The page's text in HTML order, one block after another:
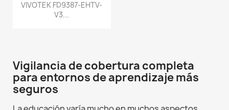
VIVOTEK FD9387-EHTV-
V3...
Vigilancia de cobertura completa
para entornos de aprendizaje más
seguros